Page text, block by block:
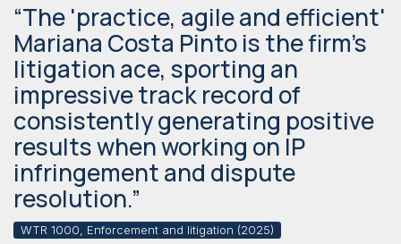
“The 'practice, agile and efficient'
Mariana Costa Pinto is the firm’s
litigation ace, sporting an
impressive track record of
consistently generating positive
results when working on IP
infringement and dispute
resolution.”
WTR 1000, Enforcement and litigation (2025)